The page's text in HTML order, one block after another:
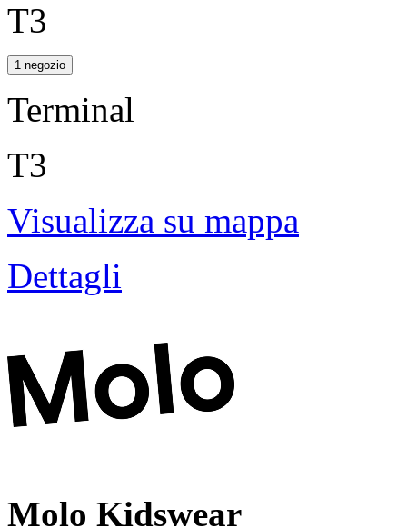
T3
1 negozio
Terminal
T3
Visualizza su mappa
Dettagli
Molo Kidswear